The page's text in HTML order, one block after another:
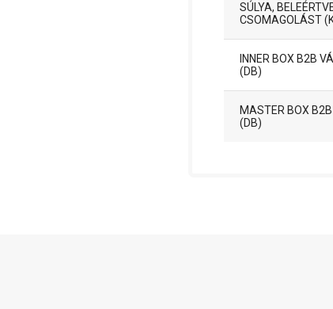
SÚLYA,
CSOMAGOLÁST
INNER BOX B2B
(DB)
MASTER BOX
(DB)